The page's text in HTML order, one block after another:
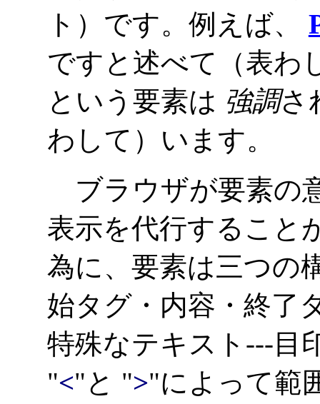
ト）です。例えば、
ですと述べて（表わ
という要素は 強調さ
わして）います。
ブラウザが要素の
表示を代行すること
為に、要素は三つの
始タグ・内容・終了
特殊なテキスト---目
"<"と ">"によって範